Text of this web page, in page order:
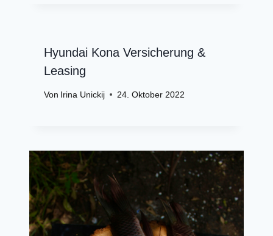
Hyundai Kona Versicherung &
Leasing
Von Irina Unickij 24. Oktober 2022